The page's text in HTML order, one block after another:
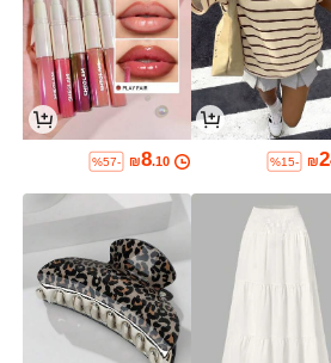
₪
%15-
₪8.10
%57-